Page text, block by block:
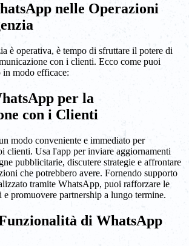
nelle Operazioni
è operativa, è tempo di sfruttare il potere di
con i clienti. Ecco come puoi
modo efficace:
per la
con i Clienti
modo conveniente e immediato per
clienti. Usa l'app per inviare aggiornamenti
pubblicitarie, discutere strategie e affrontare
che potrebbero avere. Fornendo supporto
tramite WhatsApp, puoi rafforzare le
promuovere partnership a lungo termine.
di WhatsApp